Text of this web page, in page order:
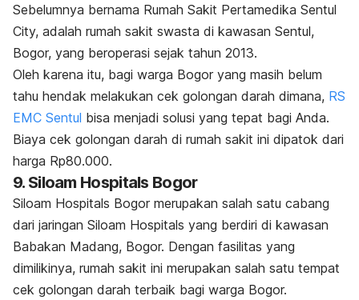
Sebelumnya bernama Rumah Sakit Pertamedika Sentul
City, adalah rumah sakit swasta di kawasan Sentul,
Bogor, yang beroperasi sejak tahun 2013.
Oleh karena itu, bagi warga Bogor yang masih belum
tahu hendak melakukan cek golongan darah dimana, RS
EMC Sentul bisa menjadi solusi yang tepat bagi Anda.
Biaya cek golongan darah di rumah sakit ini dipatok dari
harga Rp80.000.
9. Siloam Hospitals Bogor
Siloam Hospitals Bogor merupakan salah satu cabang
dari jaringan Siloam Hospitals yang berdiri di kawasan
Babakan Madang, Bogor. Dengan fasilitas yang
dimilikinya, rumah sakit ini merupakan salah satu tempat
cek golongan darah terbaik bagi warga Bogor.